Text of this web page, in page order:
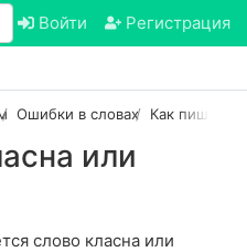
Войти Регистрация
Ошибки в словах Как пишется
или
слово класна или